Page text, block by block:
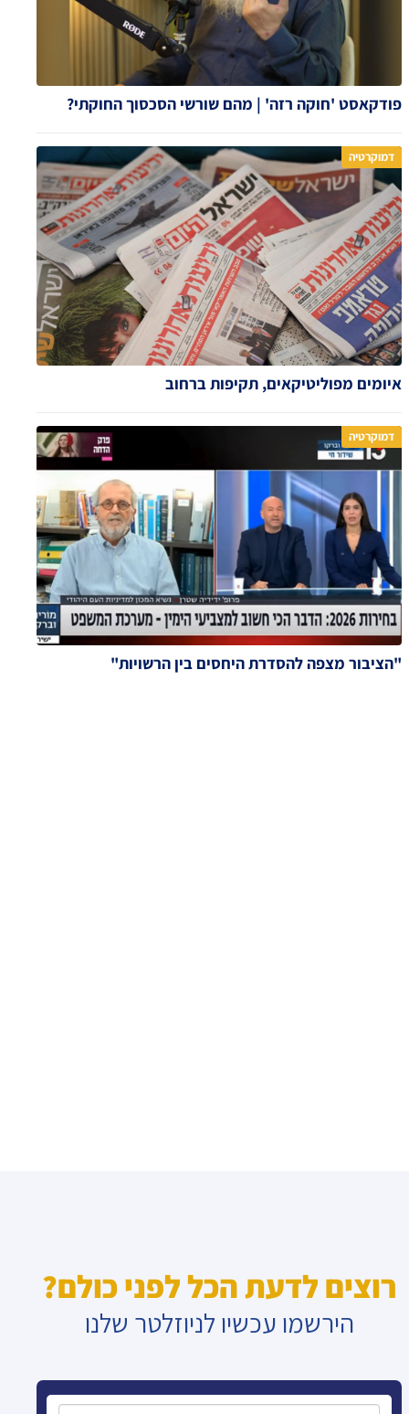
פודקאסט 'חוקה רזה' | מהם שורשי הסכסוך החוקתי?
דמוקרטיה
איומים מפוליטיקאים, תקיפות ברחוב
דמוקרטיה
"הציבור מצפה להסדרת היחסים בין הרשויות"
רוצים לדעת הכל לפני כולם?
הירשמו עכשיו לניוזלטר שלנו